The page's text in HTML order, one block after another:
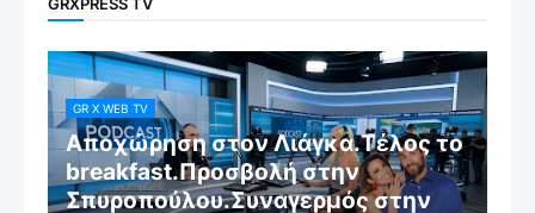
GR X WEB TV
Αποχώρηση στον Λιάγκα.Τέλος το
breakfast.Προσβολή στην
Σπυροπούλου.Συναγερμός στην